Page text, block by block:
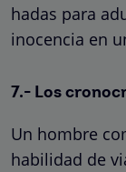
hadas para
inocencia en
7.- Los
Un hombre
habilidad de